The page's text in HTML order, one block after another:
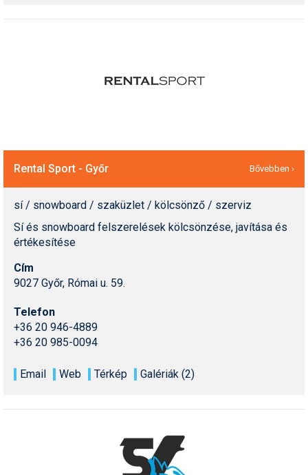
Rental Sport - Győr Bővebben ›
sí / snowboard / szaküzlet / kölcsönző / szerviz
Sí és snowboard felszerelések kölcsönzése, javítása és
értékesítése
Cím
9027 Győr, Római u. 59.
Telefon
+36 20 946-4889
+36 20 985-0094
Email Web Térkép Galériák (2)